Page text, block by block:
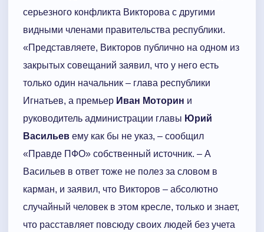
серьезного конфликта Викторова с другими
видными членами правительства республики.
«Представляете, Викторов публично на одном из
закрытых совещаний заявил, что у него есть
только один начальник – глава республики
Игнатьев, а премьер Иван Моторин и
руководитель администрации главы Юрий
Васильев ему как бы не указ, – сообщил
«Правде ПФО» собственный источник. – А
Васильев в ответ тоже не полез за словом в
карман, и заявил, что Викторов – абсолютно
случайный человек в этом кресле, только и знает,
что расставляет повсюду своих людей без учета